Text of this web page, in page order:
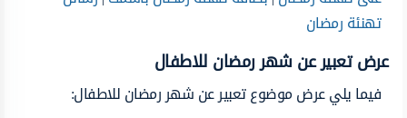
تهنئة رمضان
عرض تعبير عن شهر رمضان للاطفال
فيما يلي عرض موضوع تعبير عن شهر رمضان للاطفال: